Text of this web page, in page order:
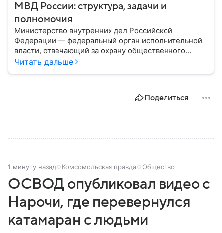
МВД России: структура, задачи и
полномочия
Министерство внутренних дел Российской
Федерации — федеральный орган исполнительной
власти, отвечающий за охрану общественного
порядка, борьбу с преступностью, обеспечение
России, какие задачи выполняет министерство, как
Читать дальше
Поделиться
1 минуту назад Комсомольская правда Общество
ОСВОД опубликовал видео с
Нарочи, где перевернулся
катамаран с людьми